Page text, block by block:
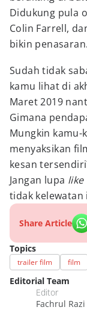
Didukung pula
Colin Farrell,
bikin penasaran.
Sudah tidak
kamu lihat di
Maret 2019
Gimana
Mungkin kamu-
menyaksikan
kesan
Jangan lupa
tidak
Share Article
Topics
trailer film film
Editorial Team
Editor
Fachrul Razi